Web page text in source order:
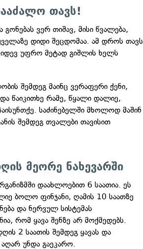
თავს!
ვერ თიშავ, მისი წვალება,
დიდი შეცდომაა. ამ დროს თავს
უფრო მეტად გიშლის ხელს
შემდეგ მაინც ვერაფერი ქენი,
წაიკითხე რამე, წყალი დალიე,
საძინებელში მხოლოდ მაშინ
შემდეგ თვალები თავისით
მეორე ნახევარში
დაახლოებით 6 საათია. ეს
ბოლო ფინჯანი, ღამის 10 საათზე
და ნერვულ სისტემას
რომ ყავა შენზე არ მოქმედებს.
2 საათის შემდეგ ყავას და
უნდა გაეკარო.